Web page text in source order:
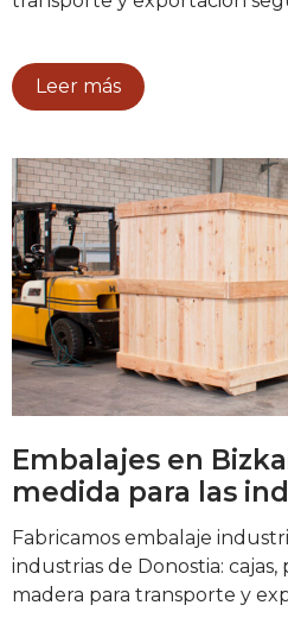
Leer más
Embalajes en
medida para las
Fabricamos embalaje
industrias de Donostia: cajas,
madera para transporte y